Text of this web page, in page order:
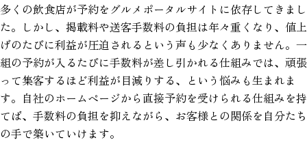
多くの飲食店が予約をグルメポータルサイトに依存してきまし
た。しかし、掲載料や送客手数料の負担は年々重くなり、値上
げのたびに利益が圧迫されるという声も少なくありません。一
組の予約が入るたびに手数料が差し引かれる仕組みでは、頑張
って集客するほど利益が目減りする、という悩みも生まれま
す。自社のホームページから直接予約を受けられる仕組みを持
てば、手数料の負担を抑えながら、お客様との関係を自分たち
の手で築いていけます。